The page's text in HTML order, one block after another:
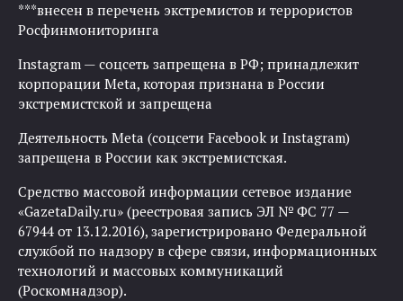
***внесен в перечень экстремистов и террористов
Росфинмониторинга
Instagram — соцсеть запрещена в РФ; принадлежит
корпорации Meta, которая признана в России
экстремистской и запрещена
Деятельность Meta (соцсети Facebook и Instagram)
запрещена в России как экстремистская.
Средство массовой информации сетевое издание
«GazetaDaily.ru» (реестровая запись ЭЛ № ФС 77 —
67944 от 13.12.2016), зарегистрировано Федеральной
службой по надзору в сфере связи, информационных
технологий и массовых коммуникаций
(Роскомнадзор).